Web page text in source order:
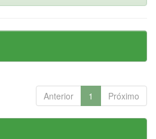
Anterior 1 Próximo